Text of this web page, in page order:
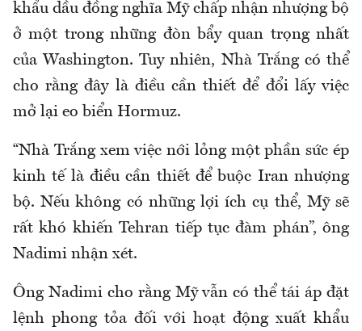
khẩu dầu đồng nghĩa Mỹ chấp nhận nhượng bộ
ở một trong những đòn bẩy quan trọng nhất
của Washington. Tuy nhiên, Nhà Trắng có thể
cho rằng đây là điều cần thiết để đổi lấy việc
mở lại eo biển Hormuz.
“Nhà Trắng xem việc nới lỏng một phần sức ép
kinh tế là điều cần thiết để buộc Iran nhượng
bộ. Nếu không có những lợi ích cụ thể, Mỹ sẽ
rất khó khiến Tehran tiếp tục đàm phán”, ông
Nadimi nhận xét.
Ông Nadimi cho rằng Mỹ vẫn có thể tái áp đặt
lệnh phong tỏa đối với hoạt động xuất khẩu